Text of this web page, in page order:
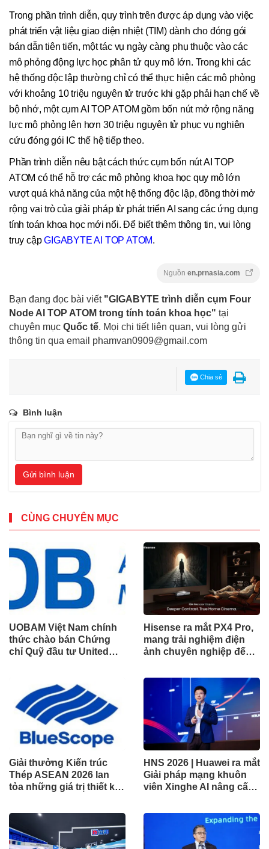
Trong phần trình diễn, quy trình trên được áp dụng vào việc
phát triển vật liệu giao diện nhiệt (TIM) dành cho đóng gói
bán dẫn tiên tiến, một tác vụ ngày càng phụ thuộc vào các
mô phỏng động lực học phân tử quy mô lớn. Trong khi các
hệ thống độc lập thường chỉ có thể thực hiện các mô phỏng
với khoảng 10 triệu nguyên tử trước khi gặp phải hạn chế về
bộ nhớ, một cụm AI TOP ATOM gồm bốn nút mở rộng năng
lực mô phỏng lên hơn 30 triệu nguyên tử phục vụ nghiên
cứu đóng gói IC thế hệ tiếp theo.
Phần trình diễn nêu bật cách thức cụm bốn nút AI TOP
ATOM có thể hỗ trợ các mô phỏng khoa học quy mô lớn
vượt quá khả năng của một hệ thống độc lập, đồng thời mở
rộng vai trò của giải pháp từ phát triển AI sang các ứng dụng
tính toán khoa học mới nổi. Để biết thêm thông tin, vui lòng
truy cậpGIGABYTE AI TOP ATOM.
Nguồn en.prnasia.com
Bạn đang đọc bài viết "GIGABYTE trình diễn cụm Four
Node AI TOP ATOM trong tính toán khoa học" tại
chuyên mục Quốc tế. Mọi chi tiết liên quan, vui lòng gửi
thông tin qua email phamvan0909@gmail.com
Chia sẻ
Bình luận
Gửi bình luận
CÙNG CHUYÊN MỤC
UOBAM Việt Nam chính
thức chào bán Chứng
chỉ Quỹ đầu tư United
Hisense ra mắt PX4 Pro,
mang trải nghiệm điện
ảnh chuyên nghiệp đến
Giải thưởng Kiến trúc
Thép ASEAN 2026 lan
tỏa những giá trị thiết kế
vực
HNS 2026 | Huawei ra mắt
Giải pháp mạng khuôn
viên Xinghe AI nâng cấp